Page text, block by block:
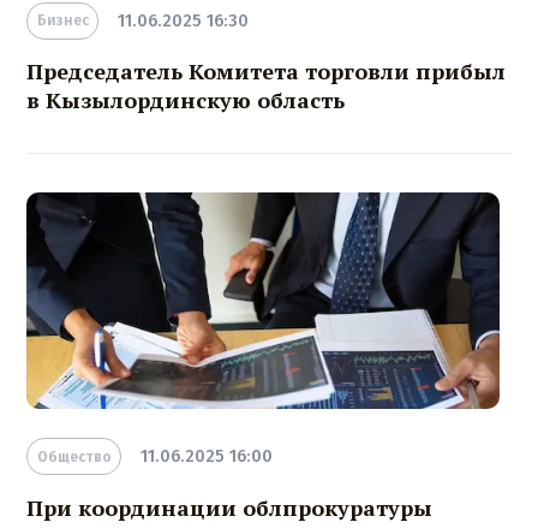
Бизнес 11.06.2025 16:30
Председатель Комитета торговли прибыл
в Кызылординскую область
Общество 11.06.2025 16:00
При координации облпрокуратуры